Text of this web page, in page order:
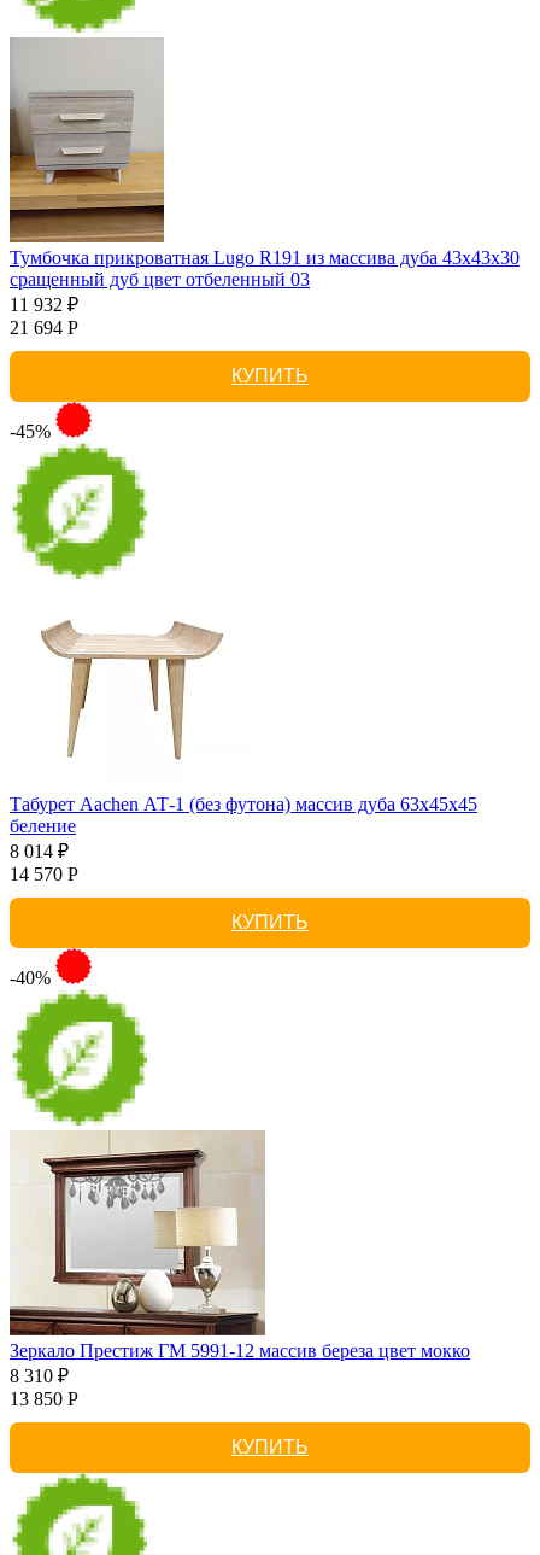
Тумбочка прикроватная Lugo R191 из массива дуба 43х43х30
сращенный дуб цвет отбеленный 03
11 932 ₽
21 694 Р
КУПИТЬ
-45%
Табурет Aachen АТ-1 (без футона) массив дуба 63х45х45
беление
8 014 ₽
14 570 Р
КУПИТЬ
-40%
Зеркало Престиж ГМ 5991-12 массив береза цвет мокко
8 310 ₽
13 850 Р
КУПИТЬ